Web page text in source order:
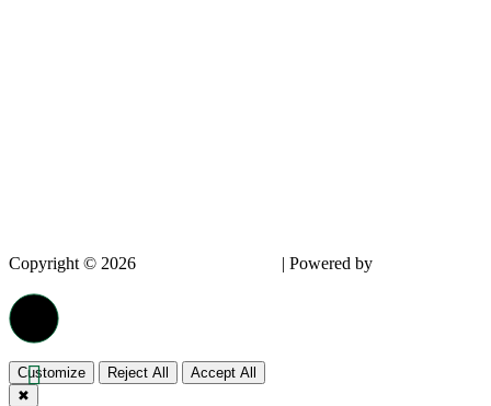
Copyright © 2026 | Powered by
Customize Reject All
Accept All
✖